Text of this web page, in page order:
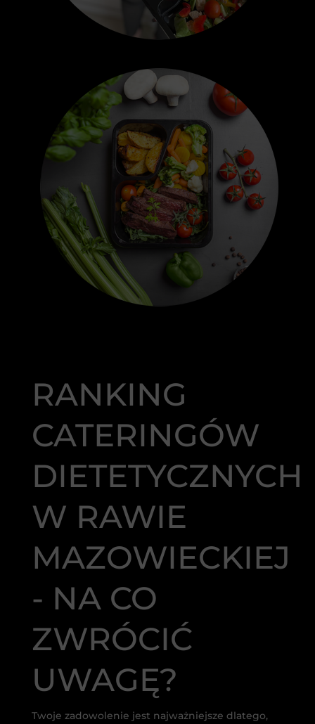
RANKING
CATERINGÓW
DIETETYCZNYCH
W RAWIE
MAZOWIECKIEJ
- NA CO
ZWRÓCIĆ
UWAGĘ?
Twoje zadowolenie jest najważniejsze dlatego,